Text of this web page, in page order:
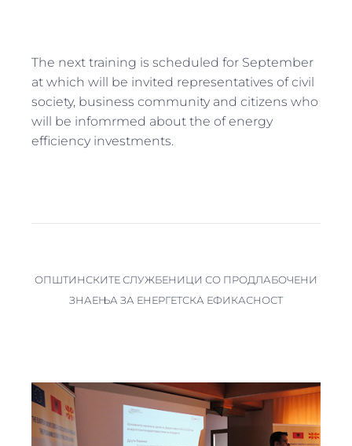
The next training is scheduled for September
at which will be invited representatives of civil
society, business community and citizens who
will be infomrmed about the of energy
efficiency investments.
ОПШТИНСКИТЕ СЛУЖБЕНИЦИ СО ПРОДЛАБОЧЕНИ
ЗНАЕЊА ЗА ЕНЕРГЕТСКА ЕФИКАСНОСТ